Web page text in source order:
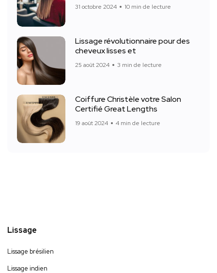
31 octobre 2024 10 min de lecture
Lissage révolutionnaire pour des
cheveux lisses et
25 août 2024 3 min de lecture
Coiffure Christèle votre Salon
Certifié Great Lengths
19 août 2024 4 min de lecture
Lissage
Lissage brésilien
Lissage indien